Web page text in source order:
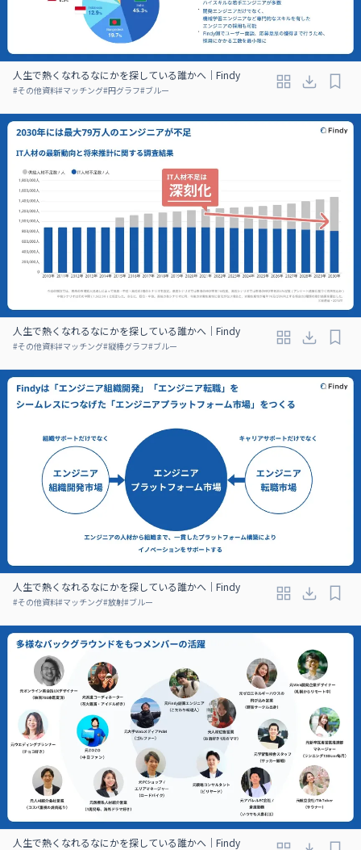
人生で熱くなれるなにかを探している誰かへ｜Findy
#その他資料#マッチング#円グラフ#ブルー
人生で熱くなれるなにかを探している誰かへ｜Findy
#その他資料#マッチング#縦棒グラフ#ブルー
人生で熱くなれるなにかを探している誰かへ｜Findy
#その他資料#マッチング#放射#ブルー
人生で熱くなれるなにかを探している誰かへ｜Findy